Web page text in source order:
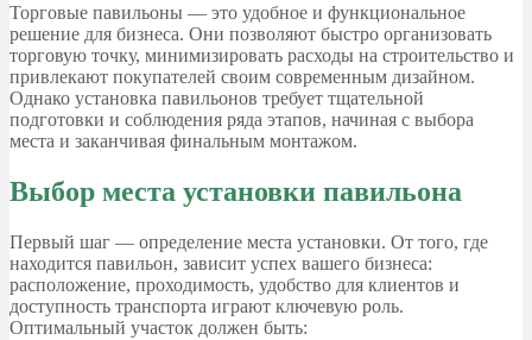
Торговые павильоны — это удобное и функциональное
решение для бизнеса. Они позволяют быстро организовать
торговую точку, минимизировать расходы на строительство и
привлекают покупателей своим современным дизайном.
Однако установка павильонов требует тщательной
подготовки и соблюдения ряда этапов, начиная с выбора
места и заканчивая финальным монтажом.
Выбор места установки павильона
Первый шаг — определение места установки. От того, где
находится павильон, зависит успех вашего бизнеса:
расположение, проходимость, удобство для клиентов и
доступность транспорта играют ключевую роль.
Оптимальный участок должен быть: